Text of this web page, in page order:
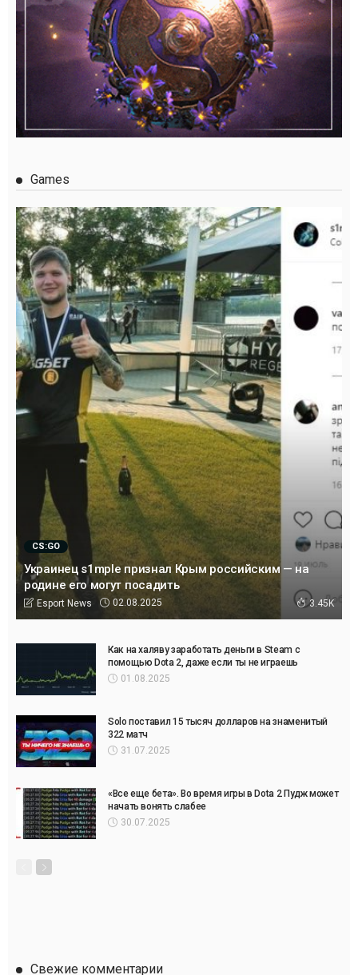
Games
CS:GO
Украинец s1mple признал Крым российским — на
родине его могут посадить
Esport News 02.08.2025 3.45K
Как на халяву заработать деньги в Steam с
помощью Dota 2, даже если ты не играешь
01.08.2025
Solo поставил 15 тысяч долларов на знаменитый
322 матч
31.07.2025
«Все еще бета». Во время игры в Dota 2 Пудж может
начать вонять слабее
30.07.2025
Свежие комментарии